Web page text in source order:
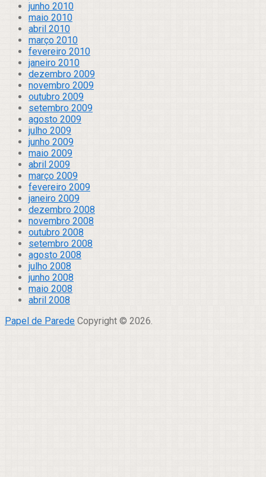
junho 2010
maio 2010
abril 2010
março 2010
fevereiro 2010
janeiro 2010
dezembro 2009
novembro 2009
outubro 2009
setembro 2009
agosto 2009
julho 2009
junho 2009
maio 2009
abril 2009
março 2009
fevereiro 2009
janeiro 2009
dezembro 2008
novembro 2008
outubro 2008
setembro 2008
agosto 2008
julho 2008
junho 2008
maio 2008
abril 2008
Papel de Parede Copyright © 2026.